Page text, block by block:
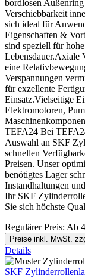
bordlosen
Verschiebbarkeit
sich ideal für
Eigenschaften &
sind speziell für
Lebensdauer.Axiale
eine
Verspannungen
für exzellente
Einsatz.Vielseitige
Elektromotoren,
TEFA24 Bei
Auswahl an SKF
schnellen
Preisen. Unser
benötigtes Lager
Instandhaltungen
Ihr SKF
Sie sich höchste
Regulärer Preis: Ab
Preise inkl. MwSt.
Details
SKF